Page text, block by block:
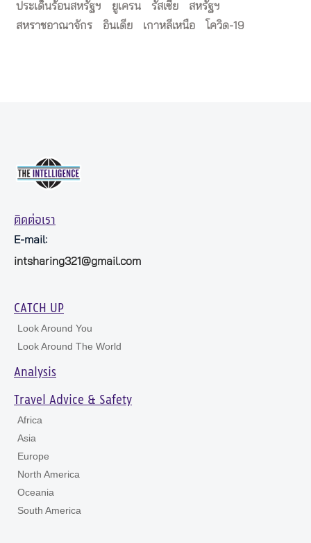
ประเด็นร้อนสหรัฐฯ
ยูเครน รัสเซีย
สหรัฐฯ
สหราชอาณาจักร
อินเดีย เกาหลีเหนือ โควิด-19
ติดต่อเรา
E-mail:
intsharing321@gmail.com
CATCH UP
Look Around You
Look Around The World
Analysis
Travel Advice & Safety
Africa
Asia
Europe
North America
Oceania
South America